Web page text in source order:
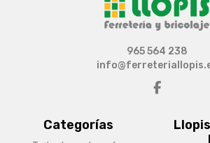
Categorías
965 564 238